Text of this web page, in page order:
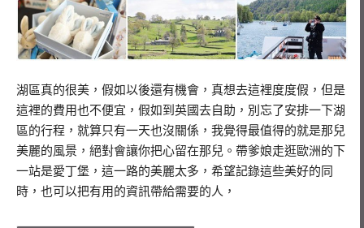
湖區真的很美，假如以後還有機會，真想去這裡度度假，但是
這裡的費用也不便宜，假如到英國去自助，別忘了安排一下湖
區的行程，就算只有一天也沒關係，我覺得最值得的就是那兒
美麗的風景，絕對會讓你把心留在那兒。帶爹娘走逛歐洲的下
一站是愛丁堡，這一路的美麗太多，希望記錄這些美好的同
時，也可以把有用的資訊帶給需要的人，